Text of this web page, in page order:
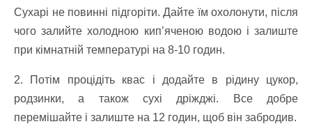
Сухарі не повинні підгоріти. Дайте їм охолонути, після
чого залийте холодною кип’яченою водою і залиште
при кімнатній температурі на 8-10 годин.
2. Потім процідіть квас і додайте в рідину цукор,
родзинки, а також сухі дріжджі. Все добре
перемішайте і залиште на 12 годин, щоб він забродив.